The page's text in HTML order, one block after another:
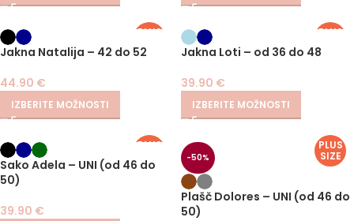
PLUS
Jakna Natalija – 42 do 52
44.90 €
IZBERITE MOŽNOSTI
PLUS
Jakna Loti – od 36 do 48
39.90 €
IZBERITE MOŽNOSTI
PLUS
Sako Adela – UNI (od 46 do
50)
39.90 €
PLUS
SIZE
-50%
Plašč Dolores – UNI (od 46 do
50)